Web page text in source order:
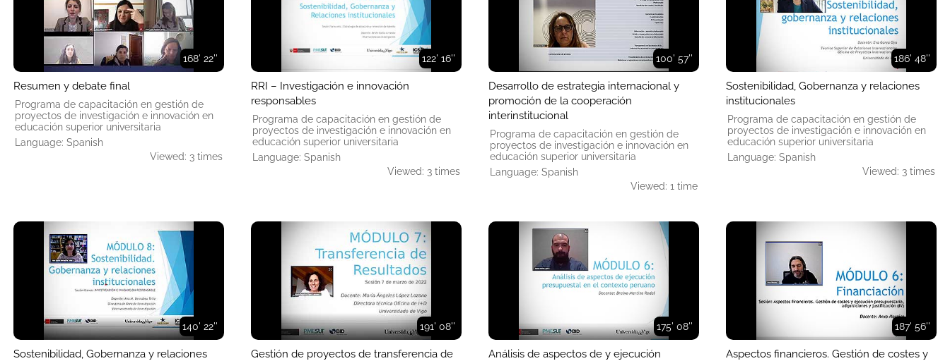
168' 22''
Resumen y debate final
Programa de capacitación en gestión de
proyectos de investigación e innovación en
educación superior universitaria
Language: Spanish
Viewed: 3 times
122' 16''
RRI – Investigación e innovación
responsables
Programa de capacitación en gestión de
proyectos de investigación e innovación en
educación superior universitaria
Language: Spanish
Viewed: 3 times
100' 57''
Desarrollo de estrategia internacional y
promoción de la cooperación
interinstitucional
Programa de capacitación en gestión de
proyectos de investigación e innovación en
educación superior universitaria
Language: Spanish
Viewed: 1 time
186' 48''
Sostenibilidad, Gobernanza y relaciones
institucionales
Programa de capacitación en gestión de
proyectos de investigación e innovación en
educación superior universitaria
Language: Spanish
Viewed: 3 times
140' 22''
Sostenibilidad, Gobernanza y relaciones
191' 08''
Gestión de proyectos de transferencia de
175' 08''
Análisis de aspectos de y ejecución
187' 56''
Aspectos financieros. Gestión de costes y